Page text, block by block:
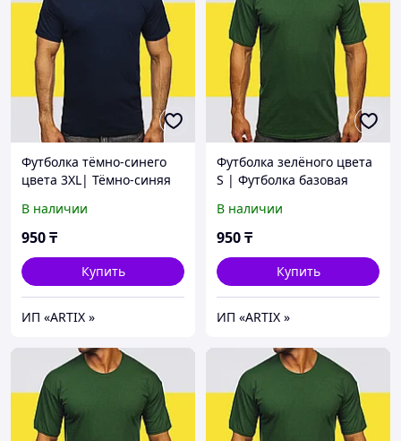
Футболка тёмно-синего
цвета 3XL| Тёмно-синяя
плотности) | Футболка
хлопок
В наличии
950₸
Купить
ИП «ARTIX »
Футболка зелёного цвета
S | Футболка базовая
плотности) | Футболка
хлопок
В наличии
950₸
Купить
ИП «ARTIX »